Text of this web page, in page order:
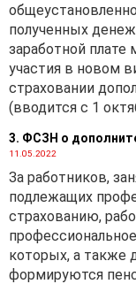
полученных
заработной
участия в новом
страховании
(вводится с 1
3. ФСЗН о
11.05.2022
За работников,
подлежащих
страхованию,
которых, а также
формируются